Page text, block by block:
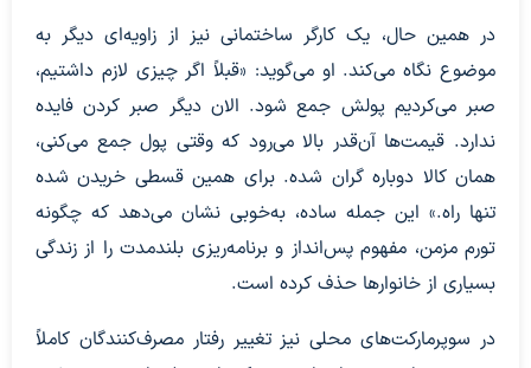
در همین حال، یک کارگر ساختمانی نیز از زاویه‌ای دیگر به
موضوع نگاه می‌کند. او می‌گوید: «قبلاً اگر چیزی لازم داشتیم،
صبر می‌کردیم پولش جمع شود. الان دیگر صبر کردن فایده
ندارد. قیمت‌ها آن‌قدر بالا می‌رود که وقتی پول جمع می‌کنی،
همان کالا دوباره گران شده. برای همین قسطی خریدن شده
تنها راه.» این جمله ساده، به‌خوبی نشان می‌دهد که چگونه
تورم مزمن، مفهوم پس‌انداز و برنامه‌ریزی بلندمدت را از زندگی
بسیاری از خانوارها حذف کرده است.
در سوپرمارکت‌های محلی نیز تغییر رفتار مصرف‌کنندگان کاملاً